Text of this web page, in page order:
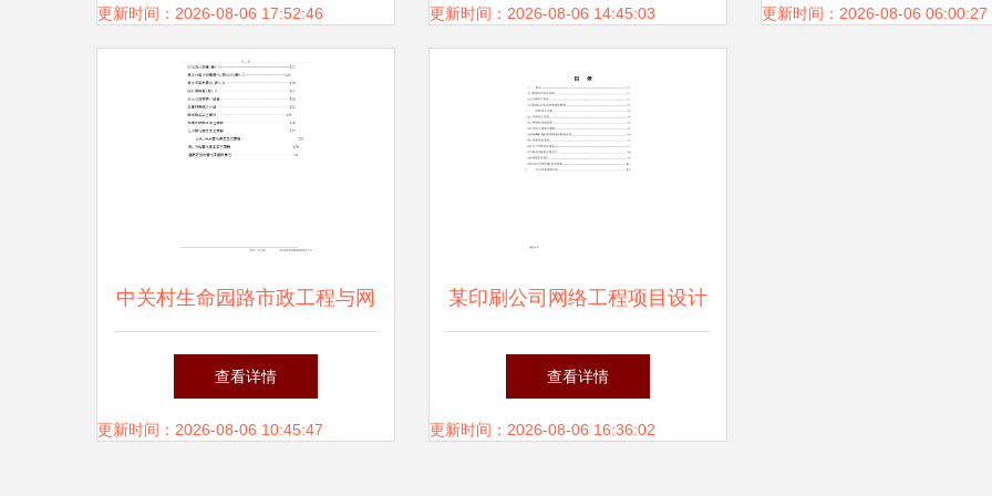
路径
更新时间：2026-08-06 17:52:46 更新时间：2026-08-06 14:45:03 更新时间：2026-08-06 06:00:27
中关村生命园路市政工程与网
络工程施工组织设计整合方案
查看详情
更新时间：2026-08-06 10:45:47
某印刷公司网络工程项目设计
与施工方案
查看详情
更新时间：2026-08-06 16:36:02